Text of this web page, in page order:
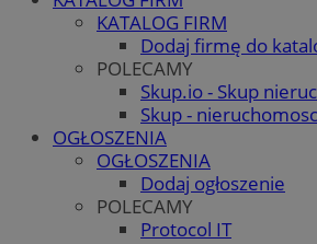
KATALOG FIRM
Dodaj firmę do
POLECAMY
Skup.io - Skup
Skup -
OGŁOSZENIA
OGŁOSZENIA
Dodaj ogłoszenie
POLECAMY
Protocol IT